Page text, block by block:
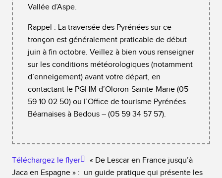
Vallée d’Aspe.
Rappel : La traversée des Pyrénées sur ce
tronçon est généralement praticable de début
juin à fin octobre. Veillez à bien vous renseigner
sur les conditions météorologiques (notamment
d’enneigement) avant votre départ, en
contactant le PGHM d’Oloron-Sainte-Marie (05
59 10 02 50) ou l’Office de tourisme Pyrénées
Béarnaises à Bedous – (05 59 34 57 57).
Téléchargez le flyer
« De Lescar en France jusqu’à
Jaca en Espagne » : un guide pratique qui présente les